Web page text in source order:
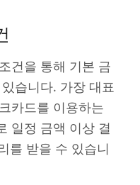
건을 통해 기본 금
습니다. 가장 대표
카드를 이용하는
일정 금액 이상 결
를 받을 수 있습니